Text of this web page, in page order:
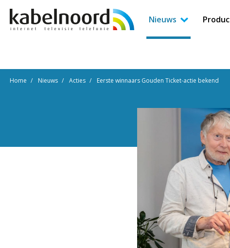
Nieuws
Home Nieuws Acties Eerste winnaars Gouden Ticket-actie bekend